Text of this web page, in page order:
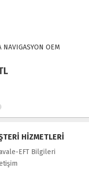
NAVIGASYON OEM
HİZMETLERİ
EFT Bilgileri